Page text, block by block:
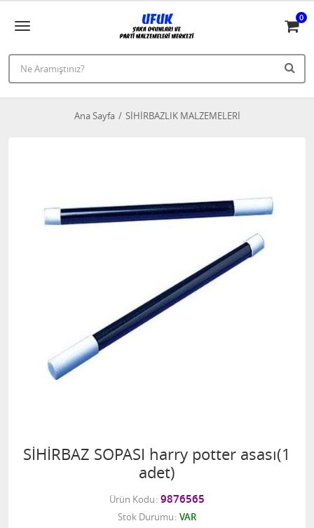
0
Ana Sayfa SİHİRBAZLIK MALZEMELERİ
SİHİRBAZ SOPASI harry potter asası(1
adet)
Ürün Kodu 9876565
Stok Durumu VAR